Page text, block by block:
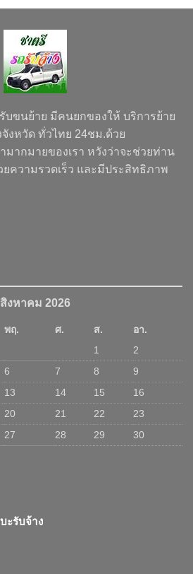
บขนย้าย มีคนยกของให้ บริการย้าย
งหวัด ทั่วไทย 24ชม.ด้วย
ากมายของเรา หวังว่าจะช่วยท่าน
ยความรวดเร็ว และมีประสิทธิภาพ
สิงหาคม 2026
พฤ. ศ. ส.
อา.
1
2
6 7 8
9
13 14 15
16
20 21 22
23
27 28 29
30
ะรับจ้าง